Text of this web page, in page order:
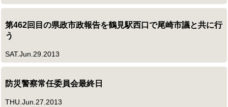
第462回目の県政市政報告を鶴見駅西口で尾崎市議と共に行
う
SAT.Jun.29.2013
防災警察常任委員会最終日
THU.Jun.27.2013